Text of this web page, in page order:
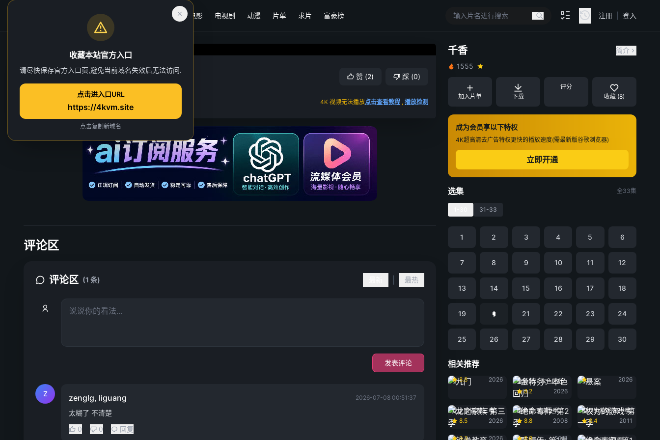
首页 电影 电视剧 动漫 片单 求片 富豪榜 注冊 登入
千香
第 20 集
赞 (2) 踩 (0)
4K 视频无法播放点击查看教程 , 播放检测
千香
简介
1555
加入片单 下载
评分
收藏 (8)
成为会员享以下特权
4K超高清去广告特权更快的播放速度(需最新版谷歌浏览器)
立即开通
选集 全33集
31-33
1 2 3 4 5 6
7 8 9 10 11 12
13 14 15 16 17 18
19 21 22 23 24
25 26 27 28 29 30
相关推荐
九门
8.8
2026
金特务：本色回归
8.2
2026
2026
龙之家族 第三季
8.5
2026
绝命毒师: 第2季
8.8
2008
权力的游戏 第一季
8.4
2011
铁拳教育
9.3
2026
甄嬛传: 第1季
8.8
2011
评论区
评论区 (1 条) 最热
发表评论
Z zenglg, liguang 2026-07-08 00:51:37
太糊了 不清楚
0
0 回复
收藏本站官方入口
请尽快保存官方入口页,避免当前域名失效后无法访问.
点击进入口URL
https://4kvm.site
点击复制新域名